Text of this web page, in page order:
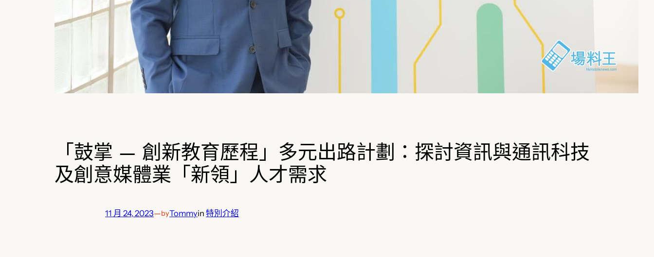
「鼓掌 — 創新教育歷程」多元出路計劃：探討資訊與通訊科技
及創意媒體業「新領」人才需求
11 月 24, 2023—byTommyin 特別介紹